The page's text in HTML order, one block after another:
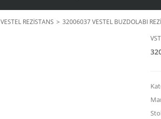
VESTEL REZİSTANS
32006037 VESTEL BUZDOLABI
VST